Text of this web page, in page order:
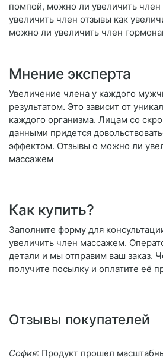
помпой, можно ли увеличить
увеличить член отзывы как
можно ли увеличить член
Мнение эксперта
Увеличение члена у каждого
результатом. Это зависит от
каждого организма. Лицам со
данными придется
эффектом. Отзывы о можно ли
массажем
Как купить?
Заполните форму для
увеличить член массажем.
детали и мы отправим ваш заказ.
получите посылку и оплатите её
Отзывы покупателей
София: Продукт прошел